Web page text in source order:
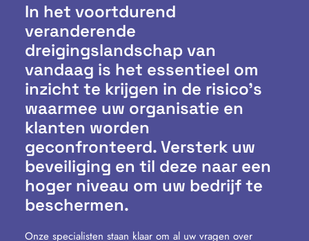
In het voortdurend
veranderende
dreigingslandschap van
vandaag is het essentieel om
inzicht te krijgen in de risico’s
waarmee uw organisatie en
klanten worden
geconfronteerd. Versterk uw
beveiliging en til deze naar een
hoger niveau om uw bedrijf te
beschermen.
Onze specialisten staan klaar om al uw vragen over